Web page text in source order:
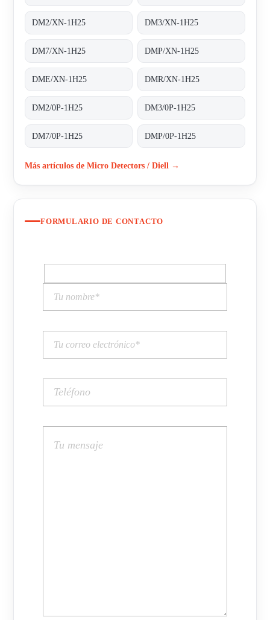
DM2/XN-1H25 DM3/XN-1H25
DM7/XN-1H25 DMP/XN-1H25
DME/XN-1H25 DMR/XN-1H25
DM2/0P-1H25 DM3/0P-1H25
DM7/0P-1H25 DMP/0P-1H25
Más artículos de Micro Detectors / Diell →
FORMULARIO DE CONTACTO